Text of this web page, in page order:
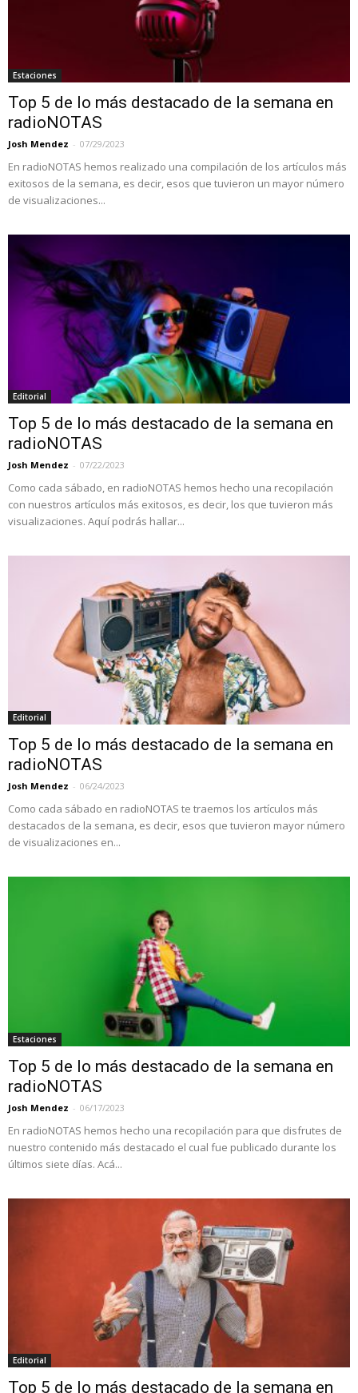
Estaciones
Top 5 de lo más destacado de la semana en
radioNOTAS
Josh Mendez - 07/29/2023
En radioNOTAS hemos realizado una compilación de los artículos más
exitosos de la semana, es decir, esos que tuvieron un mayor número
de visualizaciones...
Editorial
Top 5 de lo más destacado de la semana en
radioNOTAS
Josh Mendez - 07/22/2023
Como cada sábado, en radioNOTAS hemos hecho una recopilación
con nuestros artículos más exitosos, es decir, los que tuvieron más
visualizaciones. Aquí podrás hallar...
Editorial
Top 5 de lo más destacado de la semana en
radioNOTAS
Josh Mendez - 06/24/2023
Como cada sábado en radioNOTAS te traemos los artículos más
destacados de la semana, es decir, esos que tuvieron mayor número
de visualizaciones en...
Estaciones
Top 5 de lo más destacado de la semana en
radioNOTAS
Josh Mendez - 06/17/2023
En radioNOTAS hemos hecho una recopilación para que disfrutes de
nuestro contenido más destacado el cual fue publicado durante los
últimos siete días. Acá...
Editorial
Top 5 de lo más destacado de la semana en